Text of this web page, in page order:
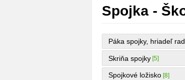
Spojka -
Páka spojky, hriadeľ
Skriňa spojky [5]
Spojkové ložisko [8]